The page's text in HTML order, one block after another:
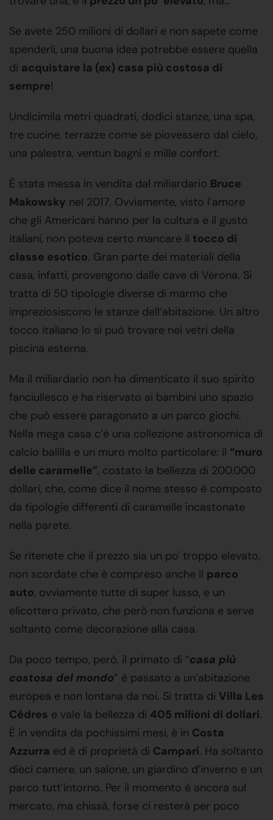
Se avete 250 milioni di dollari e non sapete come
spenderli, una buona idea potrebbe essere quella
di acquistare la (ex) casa più costosa di
sempre!
Undicimila metri quadrati, dodici stanze, una spa,
tre cucine, terrazze come se piovessero dal cielo,
una palestra, ventun bagni e mille confort.
È stata messa in vendita dal miliardario Bruce
Makowsky nel 2017. Ovviamente, visto l’amore
che gli Americani hanno per la cultura e il gusto
italiani, non poteva certo mancare il tocco di
classe esotico. Gran parte dei materiali della
casa, infatti, provengono dalle cave di Verona. Si
tratta di 50 tipologie diverse di marmo che
impreziosiscono le stanze dell’abitazione. Un altro
tocco italiano lo si può trovare nei vetri della
piscina esterna.
Ma il miliardario non ha dimenticato il suo spirito
fanciullesco e ha riservato ai bambini uno spazio
che può essere paragonato a un parco giochi.
Nella mega casa c’è una collezione astronomica di
calcio balilla e un muro molto particolare: il “muro
delle caramelle”, costato la bellezza di 200.000
dollari, che, come dice il nome stesso è composto
da tipologie differenti di caramelle incastonate
nella parete.
Se ritenete che il prezzo sia un po' troppo elevato,
non scordate che è compreso anche il parco
auto, ovviamente tutte di super lusso, e un
elicottero privato, che però non funziona e serve
soltanto come decorazione alla casa.
Da poco tempo, però, il primato di “casa più
costosa del mondo” è passato a un’abitazione
europea e non lontana da noi. Si tratta di Villa Les
Cèdres e vale la bellezza di 405 milioni di dollari.
È in vendita da pochissimi mesi, è in Costa
Azzurra ed è di proprietà di Campari. Ha soltanto
dieci camere, un salone, un giardino d’inverno e un
parco tutt’intorno. Per il momento è ancora sul
mercato, ma chissà, forse ci resterà per poco